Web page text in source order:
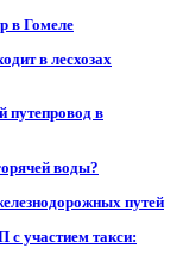
в Гомеле
в лесхозах
путепровод в
воды?
путей
с участием такси: